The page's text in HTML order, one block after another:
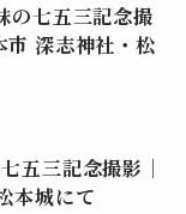
の七五三記念撮
市 深志神社・松
五三記念撮影｜
本城にて